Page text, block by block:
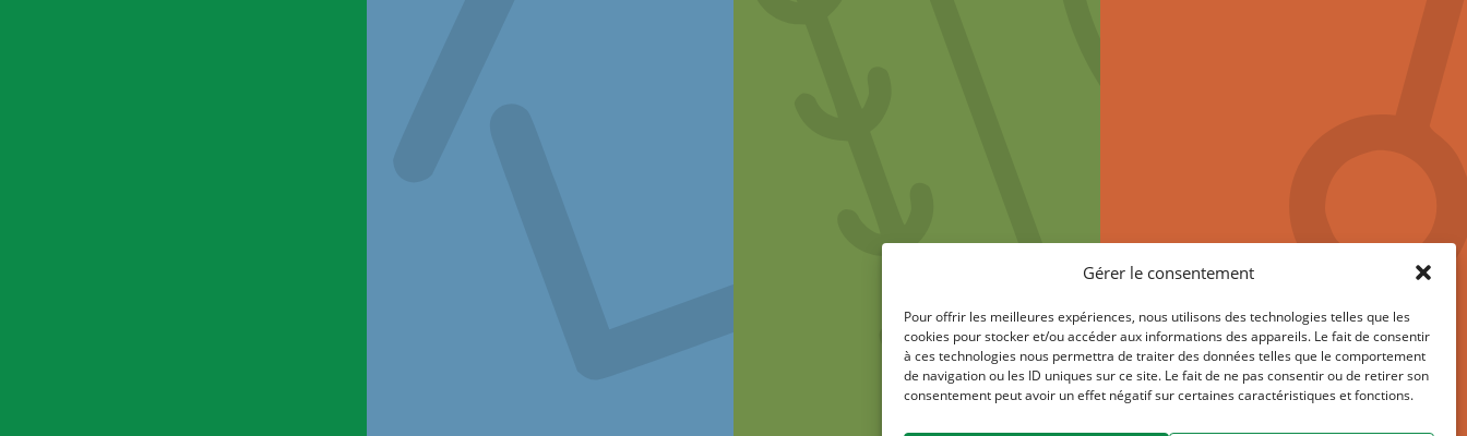
Gérer le consentement
Pour offrir les meilleures expériences, nous utilisons des technologies telles que les
cookies pour stocker et/ou accéder aux informations des appareils. Le fait de consentir
à ces technologies nous permettra de traiter des données telles que le comportement
de navigation ou les ID uniques sur ce site. Le fait de ne pas consentir ou de retirer son
consentement peut avoir un effet négatif sur certaines caractéristiques et fonctions.